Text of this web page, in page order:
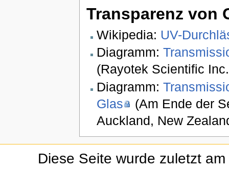
Transparenz von
Wikipedia: UV-
Diagramm:
(Rayotek Scientific
Diagramm:
Glas
(Am Ende der
Auckland, New
Diese Seite wurde zuletzt